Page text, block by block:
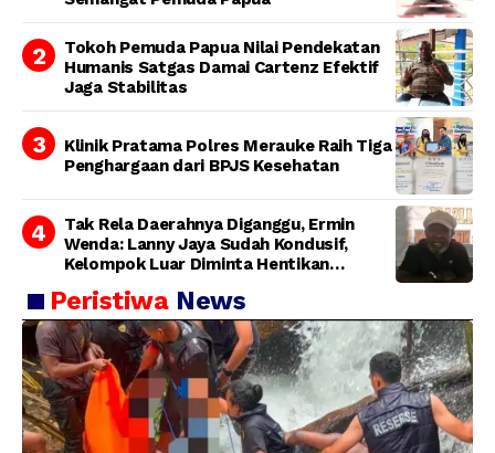
Tokoh Pemuda Papua Nilai Pendekatan
Humanis Satgas Damai Cartenz Efektif
Jaga Stabilitas
Klinik Pratama Polres Merauke Raih Tiga
Penghargaan dari BPJS Kesehatan
Tak Rela Daerahnya Diganggu, Ermin
Wenda: Lanny Jaya Sudah Kondusif,
Kelompok Luar Diminta Hentikan
Peristiwa News